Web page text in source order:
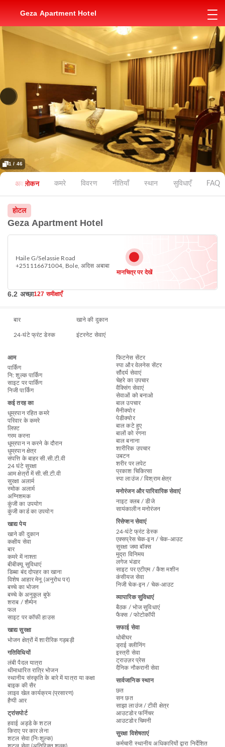
Geza Apartment Hotel
1 / 46
अवलोकन कमरे विवरण नीतियाँ स्थान सुविधाएँ FAQ
होटल
Geza Apartment Hotel
Haile G/Selassie Road
+251116671004, Bole, अदिस अबाबा
मानचित्र पर देखें
6.2 अच्छा127 समीक्षाएँ
बार खाने की दुकान
24-घंटे फ्रंट डेस्क इंटरनेट सेवाएं
आम
पार्किंग
नि: शुल्क पार्किंग
साइट पर पार्किंग
निजी पार्किंग
कई तरह का
धूम्रपान रहित कमरे
परिवार के कमरे
लिफ़्ट
गरम करना
धूम्रपान न करने के दौरान
धुम्रपान क्षेत्र
संपत्ति के बाहर सी.सी.टी.वी
24 घंटे सुरक्षा
आम क्षेत्रों में सी.सी.टी.वी
सुरक्षा अलार्म
स्मोक अलार्म
अग्निशमक
कुंजी का उपयोग
कुंजी कार्ड का उपयोग
खाद्य पेय
खाने की दुकान
कक्षीय सेवा
बार
कमरे में नाश्ता
बीबीक्यू सुविधाएं
डिब्बा बंद दोपहर का खाना
विशेष आहार मेनू (अनुरोध पर)
बच्चे का भोजन
बच्चे के अनुकूल बुफे
शराब / शैम्पेन
फल
साइट पर कॉफी हाउस
खाद्य सुरक्षा
भोजन क्षेत्रों में शारीरिक गड़बड़ी
गतिविधियों
लंबी पैदल यात्रा
थीमाधारित रात्रि भोजन
स्थानीय संस्कृति के बारे में यात्रा या कक्षा
बाइक की सैर
लाइव खेल कार्यक्रम (प्रसारण)
हैप्पी आर
ट्रांसपोर्ट
हवाई अड्डे के शटल
किराए पर कार लेना
शटल सेवा (निःशुल्क)
फिटनेस सेंटर
स्पा और वेलनेस सेंटर
सौंदर्य सेवाएं
चेहरे का उपचार
वैक्सिंग सेवाएं
सेवाओं को बनाओ
बाल उपचार
मैनीक्योर
पेडीक्योर
बाल कटे हुए
बालों को रंगना
बाल बनाना
शारीरिक उपचार
उबटन
शरीर पर लपेट
प्रकाश चिकित्सा
स्पा लाउंज / विश्राम क्षेत्र
मनोरंजन और पारिवारिक सेवाएं
नाइट क्लब / डीजे
सायंकालीन मनोरंजन
रिसेप्शन सेवाएं
24-घंटे फ्रंट डेस्क
एक्सप्रेस चेक-इन / चेक-आउट
सुरक्षा जमा बॉक्स
मुद्रा विनिमय
लगेज भंडार
साइट पर एटीएम / कैश मशीन
कंसीयज सेवा
निजी चेक-इन / चेक-आउट
व्यापारिक सुविधाएं
बैठक / भोज सुविधाएं
फैक्स / फोटोकॉपी
सफाई सेवा
धोबीघर
ड्राई क्लीनिंग
इस्त्री सेवा
ट्राउज़र प्रेस
दैनिक नौकरानी सेवा
सार्वजानिक स्थान
छत
सन छत
साझा लाउंज / टीवी क्षेत्र
आउटडोर फर्निचर
आउटडोर चिमनी
सुरक्षा विशेषताएं
कर्मचारी स्थानीय अधिकारियों द्वारा निर्देशित